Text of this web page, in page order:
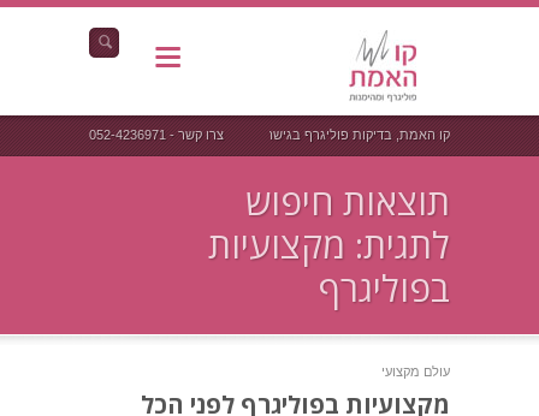
קו האמת, בדיקות פוליגרף בגישה אחרת צרו קשר - 052-4236971
תוצאות חיפוש
לתגית: מקצועיות
בפוליגרף
עולם מקצועי
מקצועיות בפוליגרף לפני הכל